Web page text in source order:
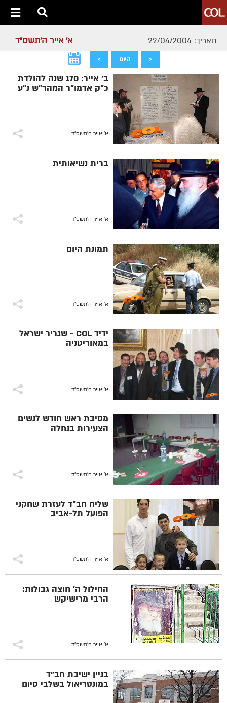
תאריך: 22/04/2004 א' אייר ה׳תשס״ד
< היום >
ב' אייר: 170 שנה להולדת
כ"ק אדמו"ר המהר"ש נ"ע
א' אייר ה׳תשס״ד
ברית נשיאותית
א' אייר ה׳תשס״ד
תמונת היום
א' אייר ה׳תשס״ד
ידיד COL - שגריר ישראל
במאוריטניה
א' אייר ה׳תשס״ד
מסיבת ראש חודש לנשים
הצעירות בנחלה
א' אייר ה׳תשס״ד
שליח חב"ד לעזרת שחקני
הפועל תל-אביב
א' אייר ה׳תשס״ד
החילול ה' חוצה גבולות:
הרבי מרישיקש
א' אייר ה׳תשס״ד
בניין ישיבת חב"ד
במונטריאול בשלבי סיום